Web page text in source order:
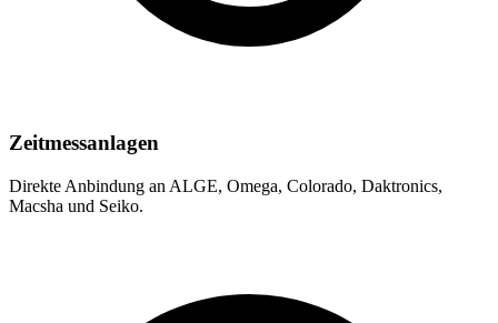
Zeitmessanlagen
Direkte Anbindung an ALGE, Omega, Colorado, Daktronics,
Macsha und Seiko.